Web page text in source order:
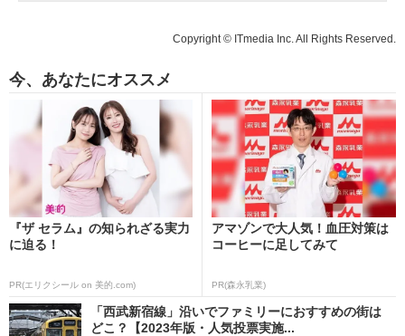
Copyright © ITmedia Inc. All Rights Reserved.
今、あなたにオススメ
『ザ セラム』の知られざる実力
に迫る！
PR(エリクシール on 美的.com)
アマゾンで大人気！血圧対策は
コーヒーに足してみて
PR(森永乳業)
「西武新宿線」沿いでファミリーにおすすめの街は
どこ？【2023年版・人気投票実施...